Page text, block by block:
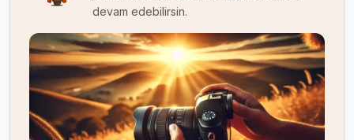
devam edebilirsin.